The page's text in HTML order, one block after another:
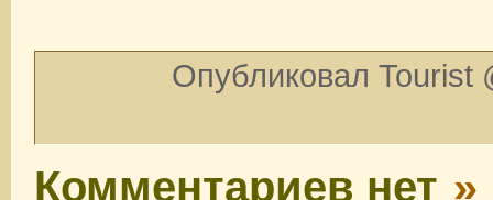
Опубликовал Tourist
Комментариев нет »